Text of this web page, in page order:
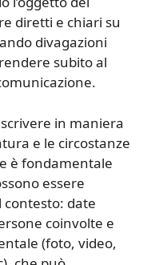
diretti e chiari su
divagazioni
subito al
in maniera
e le circostanze
è fondamentale
essere
date
coinvolte e
(foto, video,